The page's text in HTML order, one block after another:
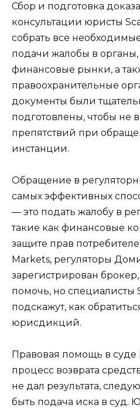
Сбор и подготовка
консультации юристы
собрать все
подачи жалобы в
финансовые рынки, а
правоохранительные
документы были
подготовлены, чтобы не
препятствий при
инстанции.
Обращение в
самых эффективных
— это подать жалобу в
такие как финансовые
защите прав
Markets, регуляторы
зарегистрирован
помочь, но специалисты
подскажут, как
юрисдикций.
Правовая помощь в суде
процесс возврата
не дал результата,
быть подача иска в суд.